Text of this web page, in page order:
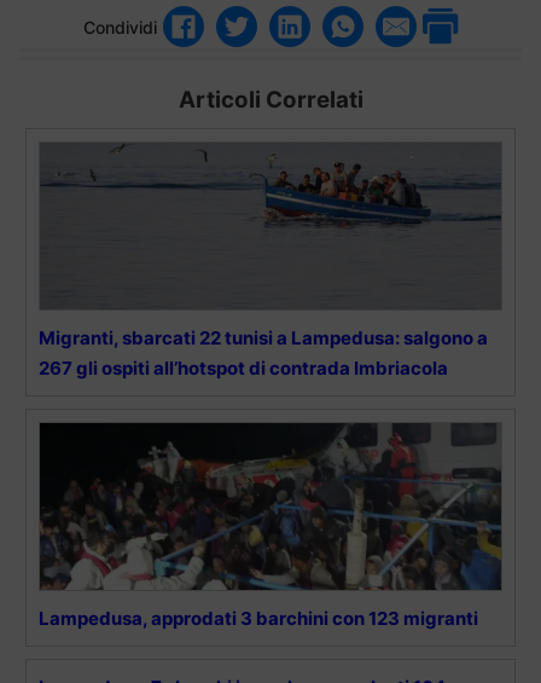
Condividi
Articoli Correlati
Migranti, sbarcati 22 tunisi a Lampedusa: salgono a
267 gli ospiti all’hotspot di contrada Imbriacola
Lampedusa, approdati 3 barchini con 123 migranti